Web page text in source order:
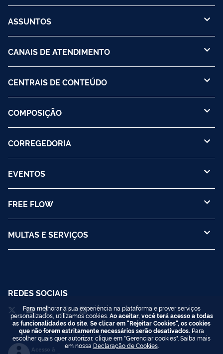
ASSUNTOS
CANAIS DE ATENDIMENTO
CENTRAIS DE CONTEÚDO
COMPOSIÇÃO
CORREGEDORIA
EVENTOS
FREE FLOW
MULTAS E SERVIÇOS
REDES SOCIAIS
Acesso à
Para melhorar a sua experiência na plataforma e prover serviços
personalizados, utilizamos cookies. Ao aceitar, você terá acesso a todas
as funcionalidades do site. Se clicar em "Rejeitar Cookies", os cookies
que não forem estritamente necessários serão desativados. Para
escolher quais quer autorizar, clique em "Gerenciar cookies". Saiba mais
em nossa Declaração de Cookies.